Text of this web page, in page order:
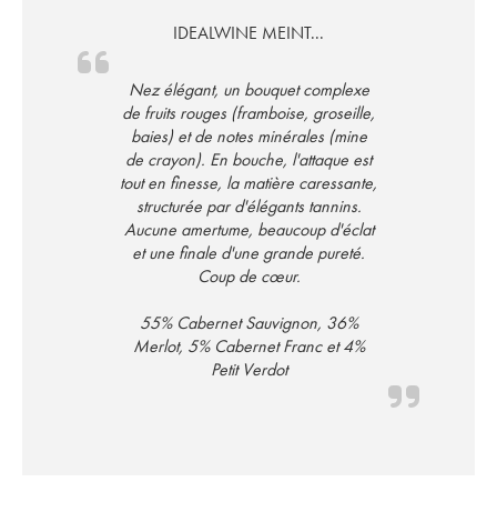
IDEALWINE MEINT...
Nez élégant, un bouquet complexe
de fruits rouges (framboise, groseille,
baies) et de notes minérales (mine
de crayon). En bouche, l'attaque est
tout en finesse, la matière caressante,
structurée par d'élégants tannins.
Aucune amertume, beaucoup d'éclat
et une finale d'une grande pureté.
Coup de cœur.
55% Cabernet Sauvignon, 36%
Merlot, 5% Cabernet Franc et 4%
Petit Verdot